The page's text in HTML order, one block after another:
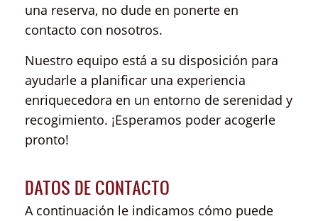
una reserva, no dude en ponerte en
contacto con nosotros.
Nuestro equipo está a su disposición para
ayudarle a planificar una experiencia
enriquecedora en un entorno de serenidad y
recogimiento. ¡Esperamos poder acogerle
pronto!
DATOS DE CONTACTO
A continuación le indicamos cómo puede